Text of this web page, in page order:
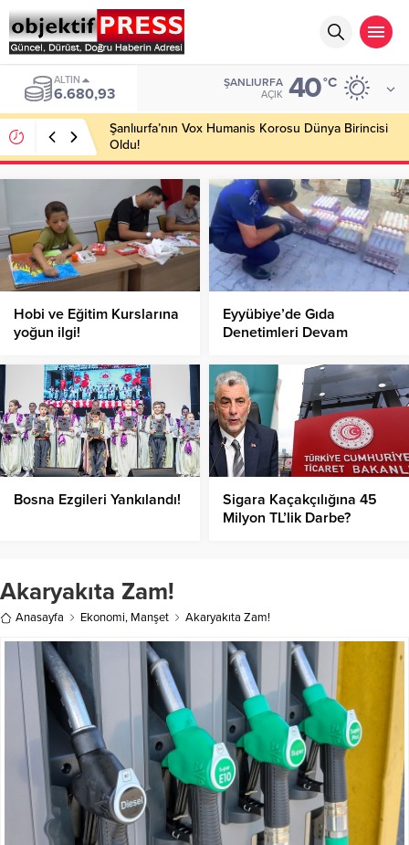
ALTIN
6.680,93
ŞANLIURFA
AÇIK 40°C
Şanlıurfa’nın Vox Humanis Korosu Dünya Birincisi
Oldu!
Hobi ve Eğitim Kurslarına
yoğun ilgi!
Eyyübiye’de Gıda
Denetimleri Devam
Yumurta Ele Geçirildi!
Bosna Ezgileri Yankılandı!
Sigara Kaçakçılığına 45
Milyon TL’lik Darbe?
Akaryakıta Zam!
Anasayfa Ekonomi, Manşet Akaryakıta Zam!